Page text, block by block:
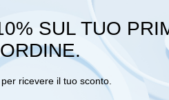
PANNA
SUL TUO
ORDINE.
ricevere il tuo sconto.